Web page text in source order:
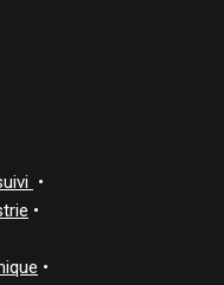
•
•
•